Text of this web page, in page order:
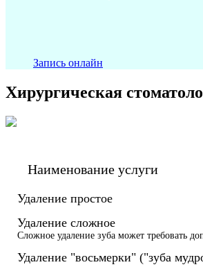
Запись онлайн
Хирургическая
Наименование услуги
Удаление простое
Удаление сложное
Сложное удаление зуба может требовать
Удаление "восьмерки" ("зуба